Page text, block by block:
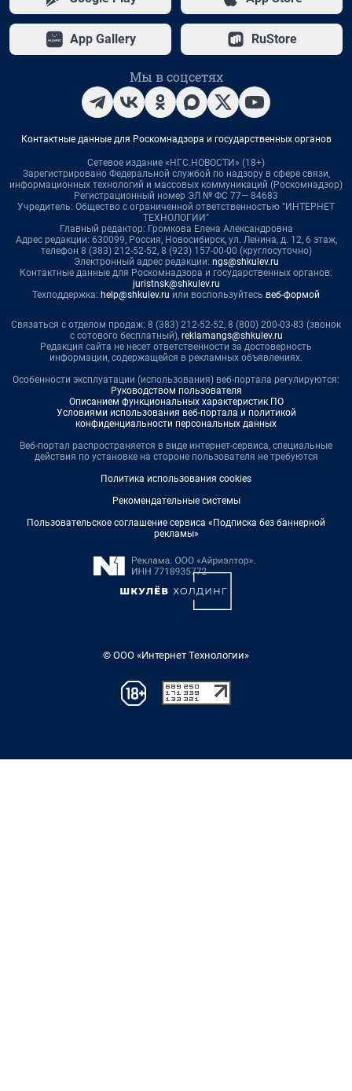
App Gallery RuStore
Мы в соцсетях
Контактные данные для Роскомнадзора и государственных органов
Сетевое издание «НГС.НОВОСТИ» (18+)
Зарегистрировано Федеральной службой по надзору в сфере связи,
информационных технологий и массовых коммуникаций (Роскомнадзор)
Регистрационный номер ЭЛ № ФС 77— 84683
Учредитель: Общество с ограниченной ответственностью "ИНТЕРНЕТ
ТЕХНОЛОГИИ"
Главный редактор: Громкова Елена Александровна
Адрес редакции: 630099, Россия, Новосибирск, ул. Ленина, д. 12, 6 этаж,
телефон 8 (383) 212-52-52, 8 (923) 157-00-00 (круглосуточно)
Электронный адрес редакции: ngs@shkulev.ru
Контактные данные для Роскомнадзора и государственных органов:
juristnsk@shkulev.ru
Техподдержка: help@shkulev.ru или воспользуйтесь веб-формой
Связаться с отделом продаж: 8 (383) 212-52-52, 8 (800) 200-03-83 (звонок
с сотового бесплатный), reklamangs@shkulev.ru
Редакция сайта не несет ответственности за достоверность
информации, содержащейся в рекламных объявлениях.
Особенности эксплуатации (использования) веб-портала регулируются:
Руководством пользователя
Описанием функциональных характеристик ПО
Условиями использования веб-портала и политикой
конфиденциальности персональных данных
Веб-портал распространяется в виде интернет-сервиса, специальные
действия по установке на стороне пользователя не требуются
Политика использования cookies
Рекомендательные системы
Пользовательское соглашение сервиса «Подписка без баннерной
рекламы»
© ООО «Интернет Технологии»